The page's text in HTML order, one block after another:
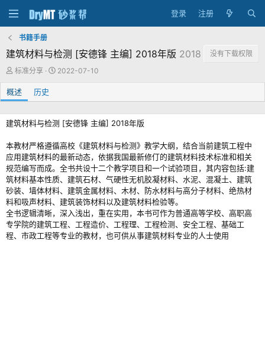
登录 注册
书籍手册
建筑材料与检测 [安德锋 主编] 2018年版 2018
没有下载权限
作
标准分享
创
期
2022-07-10
概述 历史
建筑材料与检测 [安德锋 主编] 2018年版
本教材严格遵循高校《建筑材料与检测》教学大纲，结合当前建筑工程中
应用建筑材料的最新动态，依据我国最新修仃的建筑材料技术标准和相关
规范编写而成。全书共设十二个教学项目和一个试验项目，其内容包括:建
筑材料基本性质、建筑石材、气硬性无机胶凝材料、水泥、混凝土、建筑
砂装、墙体材料、建筑金属材料、木材、防水材料与高分子材料、绝热材
料和吸声材料、建筑装饰材料以及建筑材料检验等。
全书逻辑清晰，深入浅出，重在实用，本书可作为普通高等学校、高职高
专学院的建筑工程、工程造价、工程理、工程检测、安全工程、基础工
程、市政工程等专业的教材，也可供从事建筑材料专业的人士使用